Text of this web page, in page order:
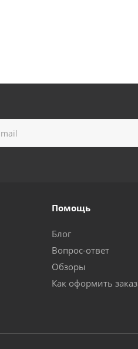
Помощь
Блог
Вопрос-ответ
Обзоры
Как оформить заказ